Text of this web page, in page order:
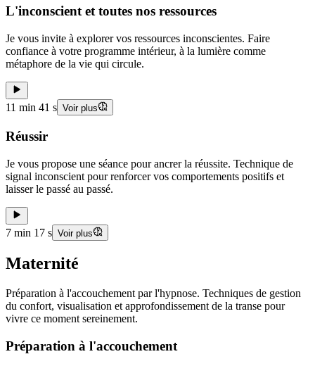
L'inconscient et toutes nos ressources
Je vous invite à explorer vos ressources inconscientes. Faire
confiance à votre programme intérieur, à la lumière comme
métaphore de la vie qui circule.
11 min 41 s Voir plus
Réussir
Je vous propose une séance pour ancrer la réussite. Technique de
signal inconscient pour renforcer vos comportements positifs et
laisser le passé au passé.
7 min 17 s Voir plus
Maternité
Préparation à l'accouchement par l'hypnose. Techniques de gestion
du confort, visualisation et approfondissement de la transe pour
vivre ce moment sereinement.
Préparation à l'accouchement